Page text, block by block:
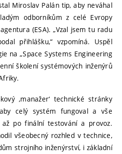
Miroslav Palán tip, aby neváhal
odborníkům z celé Evropy
(ESA). „Vzal jsem tu radu
přihlášku,“ vzpomíná. Uspěl
na „Space Systems Engineering
školení systémových inženýrů
‚manažer‘ technické stránky
celý systém fungoval a vše
po finální testování a provoz.
všeobecný rozhled v technice,
strojního inženýrství, i základní